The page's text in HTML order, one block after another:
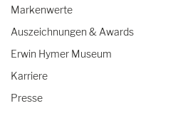
Markenwerte
Auszeichnungen & Awards
Erwin Hymer Museum
Karriere
Presse